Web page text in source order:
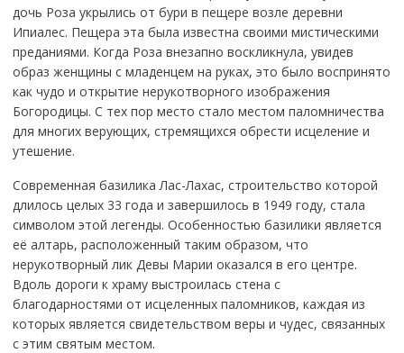
дочь Роза укрылись от бури в пещере возле деревни
Ипиалес. Пещера эта была известна своими мистическими
преданиями. Когда Роза внезапно воскликнула, увидев
образ женщины с младенцем на руках, это было воспринято
как чудо и открытие нерукотворного изображения
Богородицы. С тех пор место стало местом паломничества
для многих верующих, стремящихся обрести исцеление и
утешение.
Современная базилика Лас-Лахас, строительство которой
длилось целых 33 года и завершилось в 1949 году, стала
символом этой легенды. Особенностью базилики является
её алтарь, расположенный таким образом, что
нерукотворный лик Девы Марии оказался в его центре.
Вдоль дороги к храму выстроилась стена с
благодарностями от исцеленных паломников, каждая из
которых является свидетельством веры и чудес, связанных
с этим святым местом.